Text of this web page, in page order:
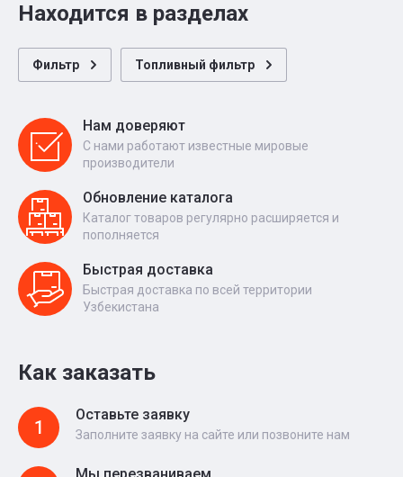
Находится в разделах
Фильтр Топливный фильтр
Нам доверяют
С нами работают известные мировые
производители
Обновление каталога
Каталог товаров регулярно расширяется и
пополняется
Быстрая доставка
Быстрая доставка по всей территории
Узбекистана
Как заказать
1
Оставьте заявку
Заполните заявку на сайте или позвоните нам